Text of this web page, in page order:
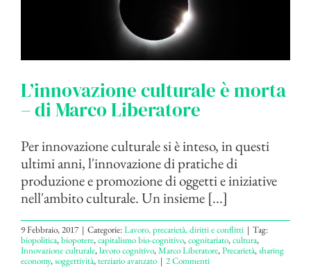
L’innovazione culturale è morta
– di Marco Liberatore
Per innovazione culturale si è inteso, in questi
ultimi anni, l'innovazione di pratiche di
produzione e promozione di oggetti e iniziative
nell'ambito culturale. Un insieme [...]
9 Febbraio, 2017 | Categorie:Lavoro, precarietà, diritti e conflitti | Tag:
biopolitica,biopotere,capitalismo bio-cognitivo,cognitariato,cultura,
Innovazione culturale,lavoro cognitivo,Marco Liberatore,Precarietà,sharing
economy,soggettività,terziario avanzato | 2 Commenti